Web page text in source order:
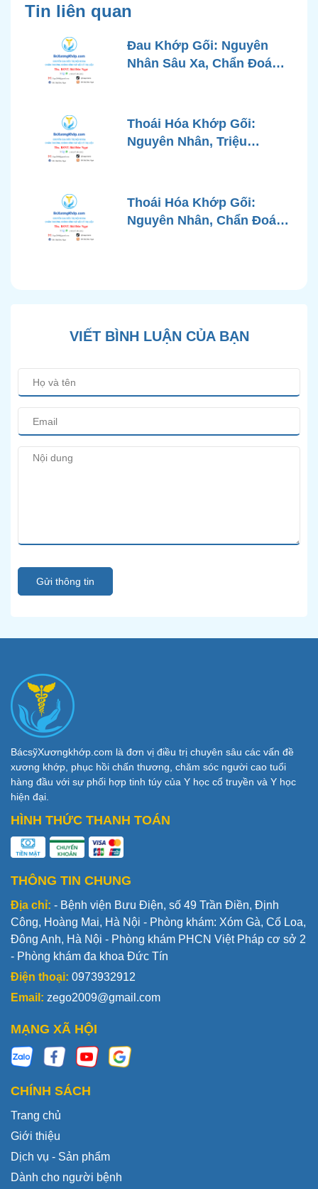
Tin liên quan
Đau Khớp Gối: Nguyên
Nhân Sâu Xa, Chẩn Đoán
Góc Nhìn Bác Sĩ Xương
Khớp
Thoái Hóa Khớp Gối:
Nguyên Nhân, Triệu
Chuẩn Y Khoa
Thoái Hóa Khớp Gối:
Nguyên Nhân, Chẩn Đoán
VIẾT BÌNH LUẬN CỦA BẠN
Gửi thông tin
BácsỹXươngkhớp.com là đơn vị điều trị chuyên sâu các vấn đề
xương khớp, phục hồi chấn thương, chăm sóc người cao tuổi
hàng đầu với sự phối hợp tinh túy của Y học cổ truyền và Y học
hiện đại.
HÌNH THỨC THANH TOÁN
THÔNG TIN CHUNG
Địa chỉ: - Bệnh viện Bưu Điện, số 49 Trần Điền, Định
Công, Hoàng Mai, Hà Nội - Phòng khám: Xóm Gà, Cổ Loa,
Đông Anh, Hà Nội - Phòng khám PHCN Việt Pháp cơ sở 2
- Phòng khám đa khoa Đức Tín
Điện thoại: 0973932912
Email: zego2009@gmail.com
MẠNG XÃ HỘI
CHÍNH SÁCH
Trang chủ
Giới thiệu
Dịch vụ - Sản phẩm
Dành cho người bệnh